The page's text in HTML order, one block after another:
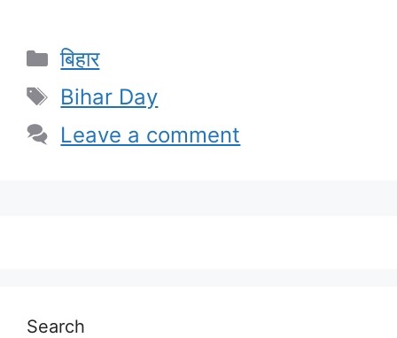
Categories
बिहार
Tags
Bihar Day
Leave a comment
Search